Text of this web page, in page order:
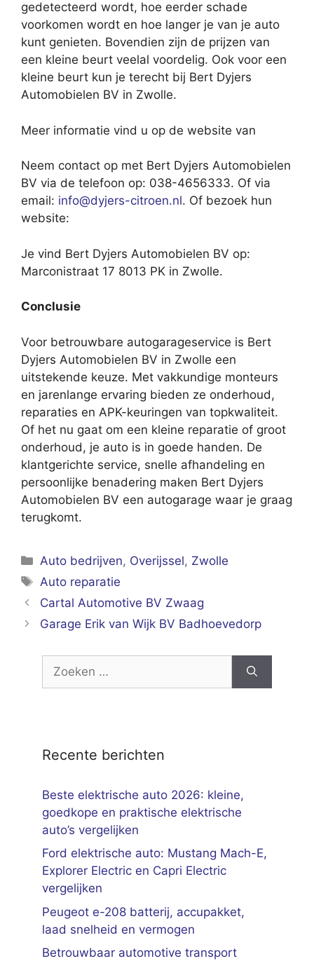
gedetecteerd wordt, hoe eerder schade
voorkomen wordt en hoe langer je van je auto
kunt genieten. Bovendien zijn de prijzen van
een kleine beurt veelal voordelig. Ook voor een
kleine beurt kun je terecht bij Bert Dyjers
Automobielen BV in Zwolle.
Meer informatie vind u op de website van
Neem contact op met Bert Dyjers Automobielen
BV via de telefoon op: 038-4656333. Of via
email: info@dyjers-citroen.nl. Of bezoek hun
website:
Je vind Bert Dyjers Automobielen BV op:
Marconistraat 17 8013 PK in Zwolle.
Conclusie
Voor betrouwbare autogarageservice is Bert
Dyjers Automobielen BV in Zwolle een
uitstekende keuze. Met vakkundige monteurs
en jarenlange ervaring bieden ze onderhoud,
reparaties en APK-keuringen van topkwaliteit.
Of het nu gaat om een kleine reparatie of groot
onderhoud, je auto is in goede handen. De
klantgerichte service, snelle afhandeling en
persoonlijke benadering maken Bert Dyjers
Automobielen BV een autogarage waar je graag
terugkomt.
Categorieën
Auto bedrijven, Overijssel, Zwolle
Tags
Auto reparatie
Cartal Automotive BV Zwaag
Garage Erik van Wijk BV Badhoevedorp
naar:
Recente berichten
Beste elektrische auto 2026: kleine,
goedkope en praktische elektrische
auto’s vergelijken
Ford elektrische auto: Mustang Mach-E,
Explorer Electric en Capri Electric
vergelijken
Peugeot e-208 batterij, accupakket,
laad snelheid en vermogen
Betrouwbaar automotive transport